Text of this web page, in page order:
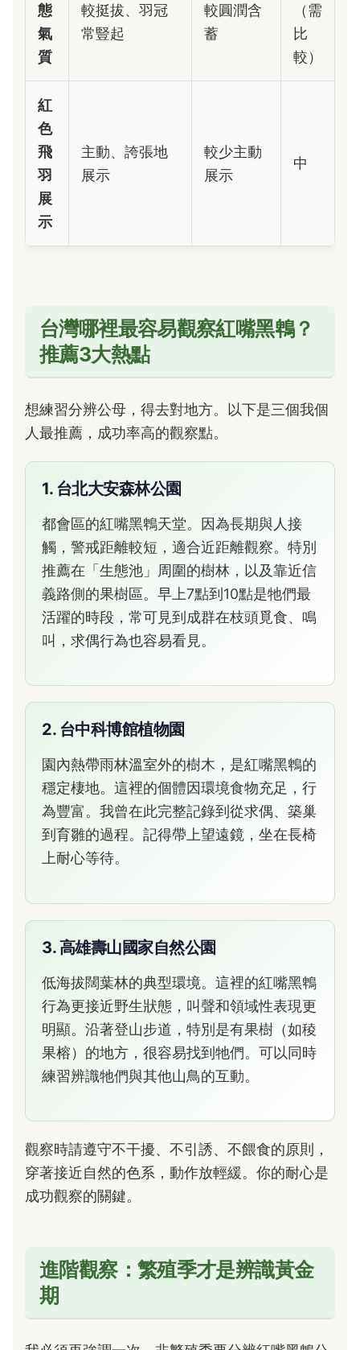
態
氣
質
較挺拔、羽冠
常豎起
較圓潤含
蓄
（需
比
較）
紅
色
飛
羽
展
示
主動、誇張地
展示
較少主動
展示
中
台灣哪裡最容易觀察紅嘴黑鵯？
推薦3大熱點
想練習分辨公母，得去對地方。以下是三個我個
人最推薦，成功率高的觀察點。
1. 台北大安森林公園
都會區的紅嘴黑鵯天堂。因為長期與人接
觸，警戒距離較短，適合近距離觀察。特別
推薦在「生態池」周圍的樹林，以及靠近信
義路側的果樹區。早上7點到10點是牠們最
活躍的時段，常可見到成群在枝頭覓食、鳴
叫，求偶行為也容易看見。
2. 台中科博館植物園
園內熱帶雨林溫室外的樹木，是紅嘴黑鵯的
穩定棲地。這裡的個體因環境食物充足，行
為豐富。我曾在此完整記錄到從求偶、築巢
到育雛的過程。記得帶上望遠鏡，坐在長椅
上耐心等待。
3. 高雄壽山國家自然公園
低海拔闊葉林的典型環境。這裡的紅嘴黑鵯
行為更接近野生狀態，叫聲和領域性表現更
明顯。沿著登山步道，特別是有果樹（如稜
果榕）的地方，很容易找到牠們。可以同時
練習辨識牠們與其他山鳥的互動。
觀察時請遵守不干擾、不引誘、不餵食的原則，
穿著接近自然的色系，動作放輕緩。你的耐心是
成功觀察的關鍵。
進階觀察：繁殖季才是辨識黃金
期